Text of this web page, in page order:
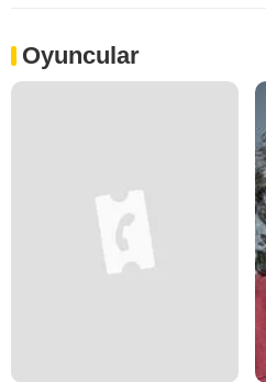
Oyuncular